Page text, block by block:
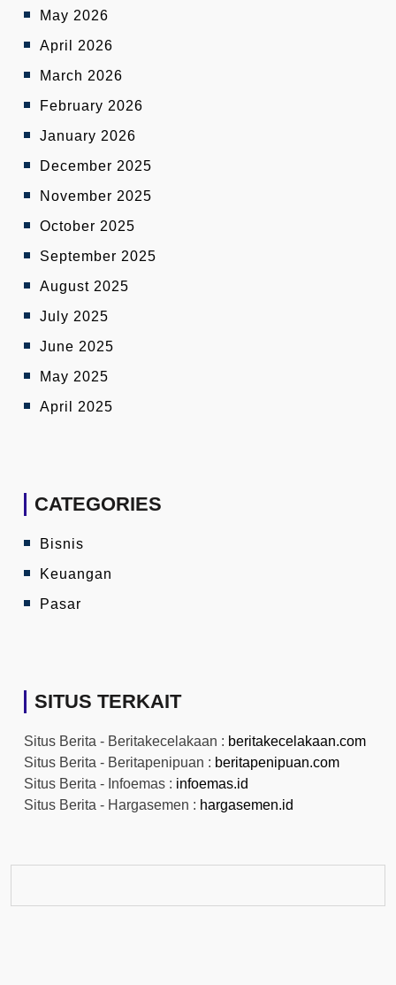
May 2026
April 2026
March 2026
February 2026
January 2026
December 2025
November 2025
October 2025
September 2025
August 2025
July 2025
June 2025
May 2025
April 2025
CATEGORIES
Bisnis
Keuangan
Pasar
SITUS TERKAIT
Situs Berita - Beritakecelakaan : beritakecelakaan.com
Situs Berita - Beritapenipuan : beritapenipuan.com
Situs Berita - Infoemas : infoemas.id
Situs Berita - Hargasemen : hargasemen.id